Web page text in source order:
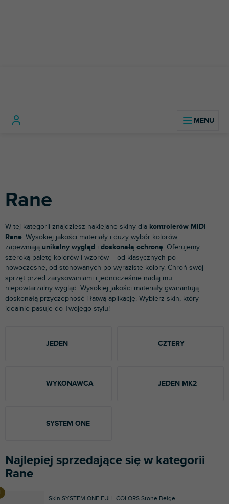
Rane
W tej kategorii znajdziesz naklejane skiny dla kontrolerów MIDI
Rane. Wysokiej jakości materiały i duży wybór kolorów
zapewniają unikalny wygląd i doskonałą ochronę. Oferujemy
szeroką paletę kolorów i wzorów – od klasycznych po
nowoczesne, od stonowanych po wyraziste kolory. Chroń swój
sprzęt przed zarysowaniami i jednocześnie nadaj mu
niepowtarzalny wygląd. Wysokiej jakości materiały gwarantują
doskonałą przyczepność i łatwą aplikację. Wybierz skin, który
idealnie pasuje do Twojego stylu!
JEDEN CZTERY
WYKONAWCA JEDEN MK2
SYSTEM ONE
Najlepiej sprzedające się w kategorii
Rane
Skin SYSTEM ONE FULL COLORS Stone Beige